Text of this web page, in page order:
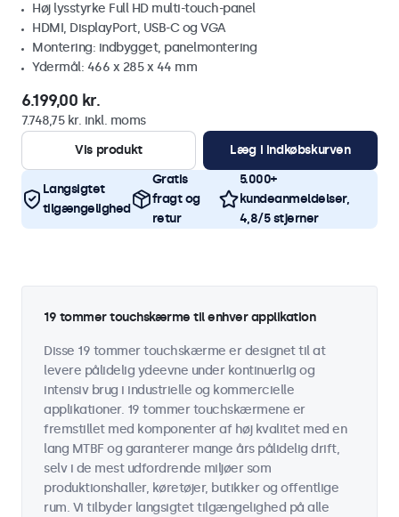
Høj lysstyrke Full HD multi-touch-panel
HDMI, DisplayPort, USB-C og VGA
Montering: indbygget, panelmontering
Ydermål: 466 x 285 x 44 mm
6.199,00 kr.
7.748,75 kr. inkl. moms
Vis produkt
Læg i indkøbskurven
Langsigtet
tilgængelighed
Gratis
fragt og
retur
5.000+
kundeanmeldelser,
4,8/5 stjerner
19 tommer touchskærme til enhver applikation
Disse 19 tommer touchskærme er designet til at
levere pålidelig ydeevne under kontinuerlig og
intensiv brug i industrielle og kommercielle
applikationer. 19 tommer touchskærmene er
fremstillet med komponenter af høj kvalitet med en
lang MTBF og garanterer mange års pålidelig drift,
selv i de mest udfordrende miljøer som
produktionshaller, køretøjer, butikker og offentlige
rum. Vi tilbyder langsigtet tilgængelighed på alle